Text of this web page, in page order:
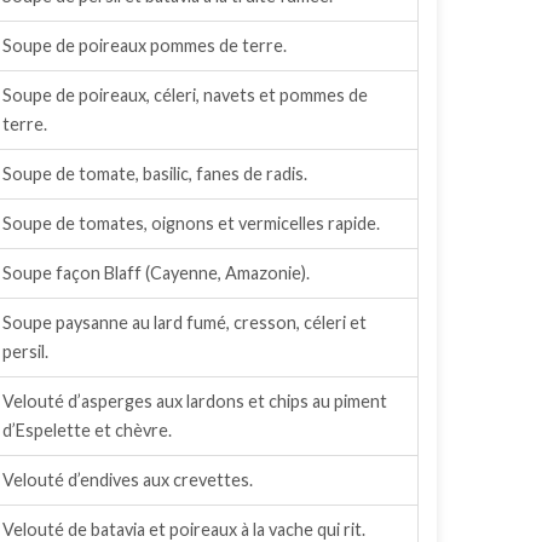
Soupe de poireaux pommes de terre.
Soupe de poireaux, céleri, navets et pommes de
terre.
Soupe de tomate, basilic, fanes de radis.
Soupe de tomates, oignons et vermicelles rapide.
Soupe façon Blaff (Cayenne, Amazonie).
Soupe paysanne au lard fumé, cresson, céleri et
persil.
Velouté d’asperges aux lardons et chips au piment
d’Espelette et chèvre.
Velouté d’endives aux crevettes.
Velouté de batavia et poireaux à la vache qui rit.